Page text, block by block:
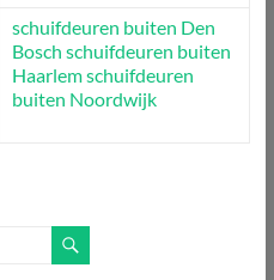
schuifdeuren buiten Den
Bosch schuifdeuren buiten
Haarlemschuifdeuren
buiten Noordwijk